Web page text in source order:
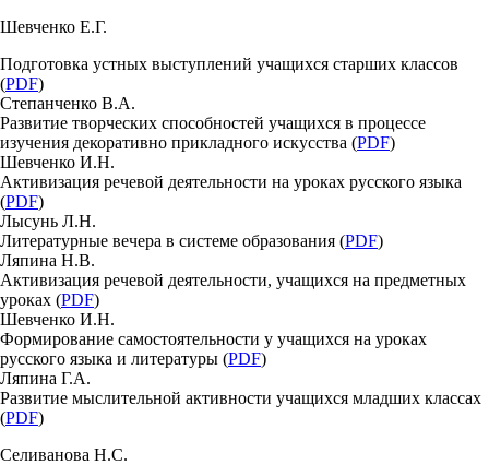
Шевченко Е.Г.
Подготовка устных выступлений учащихся старших классов
(PDF)
Степанченко В.А.
Развитие творческих способностей учащихся в процессе
изучения декоративно прикладного искусства (PDF)
Шевченко И.Н.
Активизация речевой деятельности на уроках русского языка
(PDF)
Лысунь Л.Н.
Литературные вечера в системе образования (PDF)
Ляпина Н.В.
Активизация речевой деятельности, учащихся на предметных
уроках (PDF)
Шевченко И.Н.
Формирование самостоятельности у учащихся на уроках
русского языка и литературы (PDF)
Ляпина Г.А.
Развитие мыслительной активности учащихся младших классах
(PDF)
Селиванова Н.С.